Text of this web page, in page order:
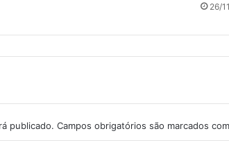
26/
publicado. Campos obrigatórios são marcados com